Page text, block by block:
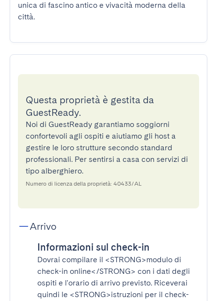
unica di fascino antico e vivacità moderna della
città.
Questa proprietà è gestita da
GuestReady.
Noi di GuestReady garantiamo soggiorni
confortevoli agli ospiti e aiutiamo gli host a
gestire le loro strutture secondo standard
professionali. Per sentirsi a casa con servizi di
tipo alberghiero.
Numero di licenza della proprietà: 40433/AL
Arrivo
Informazioni sul check-in
Dovrai compilare il <STRONG>modulo di
check-in online</STRONG> con i dati degli
ospiti e l'orario di arrivo previsto. Riceverai
quindi le <STRONG>istruzioni per il check-